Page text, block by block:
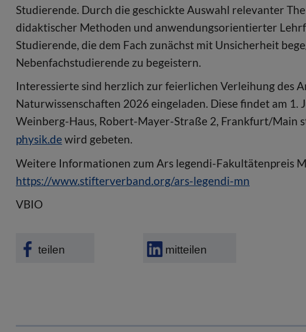
Studierende. Durch die geschickte Auswahl relevanter
didaktischer Methoden und anwendungsorientierter
Studierende, die dem Fach zunächst mit Unsicherheit
Nebenfachstudierende zu begeistern.
Interessierte sind herzlich zur feierlichen Verleihung des
Naturwissenschaften 2026 eingeladen. Diese findet am
Weinberg-Haus, Robert-Mayer-Straße 2, Frankfurt/Main
physik.de wird gebeten.
Weitere Informationen zum Ars legendi-Fakultätenpreis
https://www.stifterverband.org/ars-legendi-mn
VBIO
teilen mitteilen